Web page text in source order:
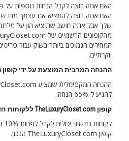
האם אתה רוצה לקבל הנחות נוספות על
האם אתה רוצה להמציא את עצמך מחדש
שלך אבל אתה חושב שתוציא הון על
המחירים הנמוכים ביותר בשוק עבור
יוקרתיים.
ההנחה המרבית המוצעת על ידי קופון TheLuxuryCloset.com
להגיע ל-65% הנחה.
קופון TheLuxuryCloset.com ללקוחות חדשים
קופון TheLuxuryCloset.com הנכון.